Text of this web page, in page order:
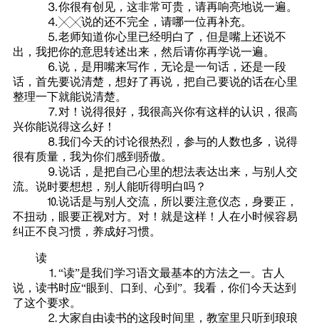
⒊你很有创见，这非常可贵，请再响亮地说一遍。
⒋╳╳说的还不完全，请哪一位再补充。
⒌老师知道你心里已经明白了，但是嘴上还说不
出，我把你的意思转述出来，然后请你再学说一遍。
⒍说，是用嘴来写作，无论是一句话，还是一段
话，首先要说清楚，想好了再说，把自己要说的话在心里
整理一下就能说清楚。
⒎对！说得很好，我很高兴你有这样的认识，很高
兴你能说得这么好！
⒏我们今天的讨论很热烈，参与的人数也多，说得
很有质量，我为你们感到骄傲。
⒐说话，是把自己心里的想法表达出来，与别人交
流。说时要想想，别人能听得明白吗？
⒑说话是与别人交流，所以要注意仪态，身要正，
不扭动，眼要正视对方。对！就是这样！人在小时候容易
纠正不良习惯，养成好习惯。
读
⒈“读”是我们学习语文最基本的方法之一。古人
说，读书时应“眼到、口到、心到”。我看，你们今天达到
了这个要求。
⒉大家自由读书的这段时间里，教室里只听到琅琅